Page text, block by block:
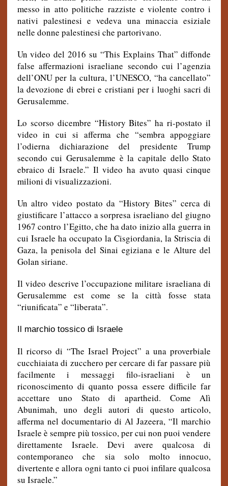
messo in atto politiche razziste e violente contro i
nativi palestinesi e vedeva una minaccia esiziale
nelle donne palestinesi che partorivano.
Un video del 2016 su “This Explains That” diffonde
false affermazioni israeliane secondo cui l’agenzia
dell’ONU per la cultura, l’UNESCO, “ha cancellato”
la devozione di ebrei e cristiani per i luoghi sacri di
Gerusalemme.
Lo scorso dicembre “History Bites” ha ri-postato il
video in cui si afferma che “sembra appoggiare
l’odierna dichiarazione del presidente Trump
secondo cui Gerusalemme è la capitale dello Stato
ebraico di Israele.” Il video ha avuto quasi cinque
milioni di visualizzazioni.
Un altro video postato da “History Bites” cerca di
giustificare l’attacco a sorpresa israeliano del giugno
1967 contro l’Egitto, che ha dato inizio alla guerra in
cui Israele ha occupato la Cisgiordania, la Striscia di
Gaza, la penisola del Sinai egiziana e le Alture del
Golan siriane.
Il video descrive l’occupazione militare israeliana di
Gerusalemme est come se la città fosse stata
“riunificata” e “liberata”.
Il marchio tossico di Israele
Il ricorso di “The Israel Project” a una proverbiale
cucchiaiata di zucchero per cercare di far passare più
facilmente i messaggi filo-israeliani è un
riconoscimento di quanto possa essere difficile far
accettare uno Stato di apartheid. Come Alì
Abunimah, uno degli autori di questo articolo,
afferma nel documentario di Al Jazeera, “Il marchio
Israele è sempre più tossico, per cui non puoi vendere
direttamente Israele. Devi avere qualcosa di
contemporaneo che sia solo molto innocuo,
divertente e allora ogni tanto ci puoi infilare qualcosa
su Israele.”